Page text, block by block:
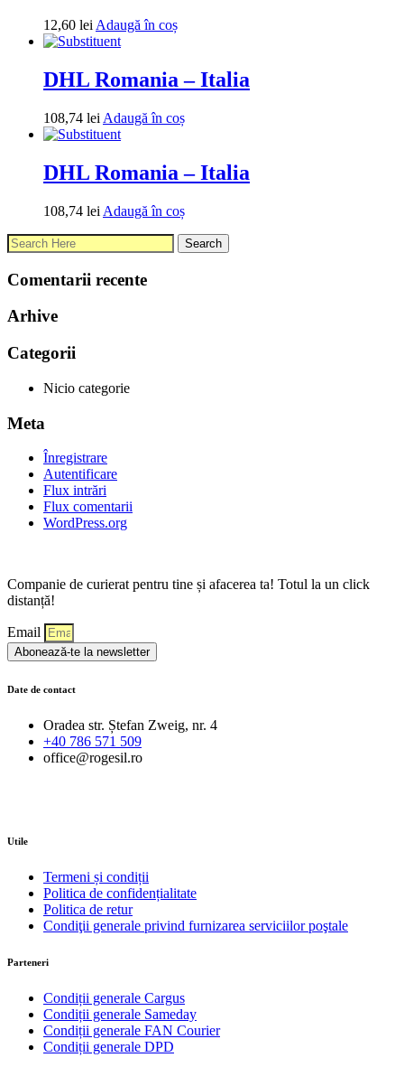
12,60 lei Adaugă în coș
DHL Romania – Italia
108,74 lei Adaugă în coș
DHL Romania – Italia
108,74 lei Adaugă în coș
Comentarii recente
Arhive
Categorii
Nicio categorie
Meta
Înregistrare
Autentificare
Flux intrări
Flux comentarii
WordPress.org
Companie de curierat pentru tine și afacerea ta! Totul la un click
distanță!
Email
Abonează-te la newsletter
Date de contact
Oradea str. Ștefan Zweig, nr. 4
+40 786 571 509
office@rogesil.ro
Utile
Termeni și condiții
Politica de confidențialitate
Politica de retur
Condiţii generale privind furnizarea serviciilor poştale
Parteneri
Condiții generale Cargus
Condiții generale Sameday
Condiții generale FAN Courier
Condiții generale DPD